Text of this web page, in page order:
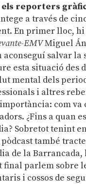
els reporters
a través de
En primer lloc, hi
EMVMiguel
aconseguí salvar la
esta situació des
mental dels
i altres
com va
¿Fins a quan
Sobretot tenint
també
de la
final parlem sobre
i cossos de